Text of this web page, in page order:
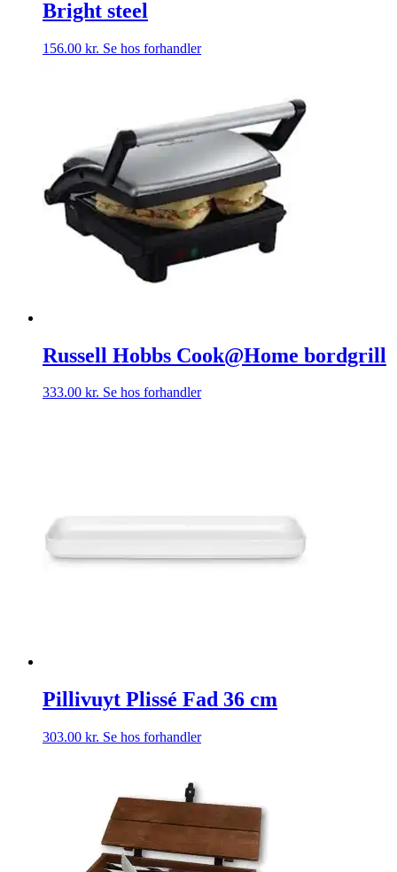
Bright steel
156.00 kr. Se hos forhandler
Russell Hobbs Cook@Home bordgrill
333.00 kr. Se hos forhandler
Pillivuyt Plissé Fad 36 cm
303.00 kr. Se hos forhandler